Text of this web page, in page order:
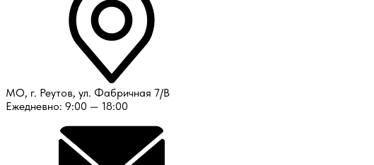
МО, г. Реутов, ул. Фабричная 7/В
Ежедневно: 9:00 — 18:00